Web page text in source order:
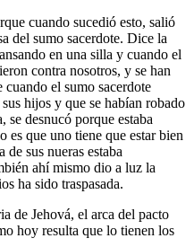
cuando sucedió esto, salió
del sumo sacerdote. Dice la
en una silla y cuando el
contra nosotros, y se han
el sumo sacerdote
hijos y que se habían robado
se desnucó porque estaba
es que uno tiene que estar bien
sus nueras estaba
ahí mismo dio a luz la
ha sido traspasada.
de Jehová, el arca del pacto
hoy resulta que lo tienen los